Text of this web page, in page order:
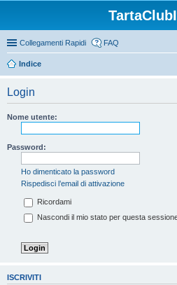
Collegamenti Rapidi FAQ
Indice
Login
Nome utente:
Password:
Ho dimenticato la password
Rispedisci l’email di attivazione
Ricordami
Nascondi il mio stato per questa
ISCRIVITI